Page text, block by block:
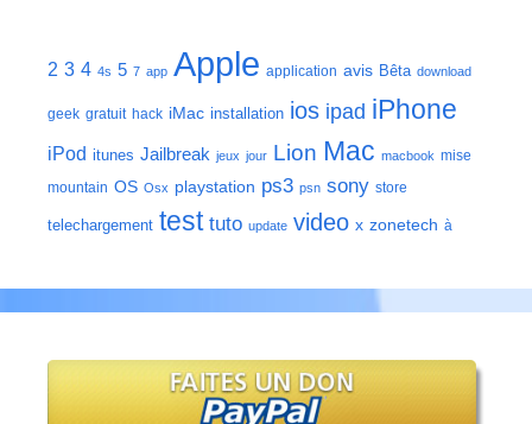
2 3 4 4s 5 7 app Apple application avis Bêta download
geek gratuit hack iMac installation ios ipad iPhone
iPod itunes Jailbreak jeux jour Lion Mac macbook mise
mountain OS Osx playstation ps3 psn sony store
telechargement test tuto update video x zonetech à